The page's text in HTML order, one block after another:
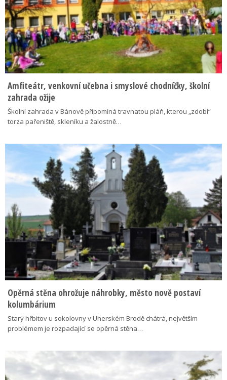
Amfiteátr, venkovní učebna i smyslové chodníčky, školní
zahrada ožije
Školní zahrada v Bánově připomíná travnatou pláň, kterou „zdobí“
torza pařeniště, skleníku a žalostně…
Opěrná stěna ohrožuje náhrobky, město nově postaví
kolumbárium
Starý hřbitov u sokolovny v Uherském Brodě chátrá, největším
problémem je rozpadající se opěrná stěna…